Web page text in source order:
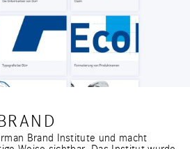
Brand Institute und macht